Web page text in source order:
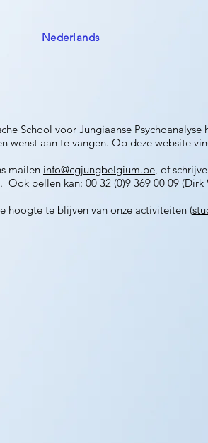
Nederlands
School voor Jungiaanse
wenst aan te vangen. Op deze website
mailen info@cgjungbelgium.be, of
Ook bellen kan: 00 32 (0)9 369 00 09 (Dirk
hoogte te blijven van onze activiteiten (